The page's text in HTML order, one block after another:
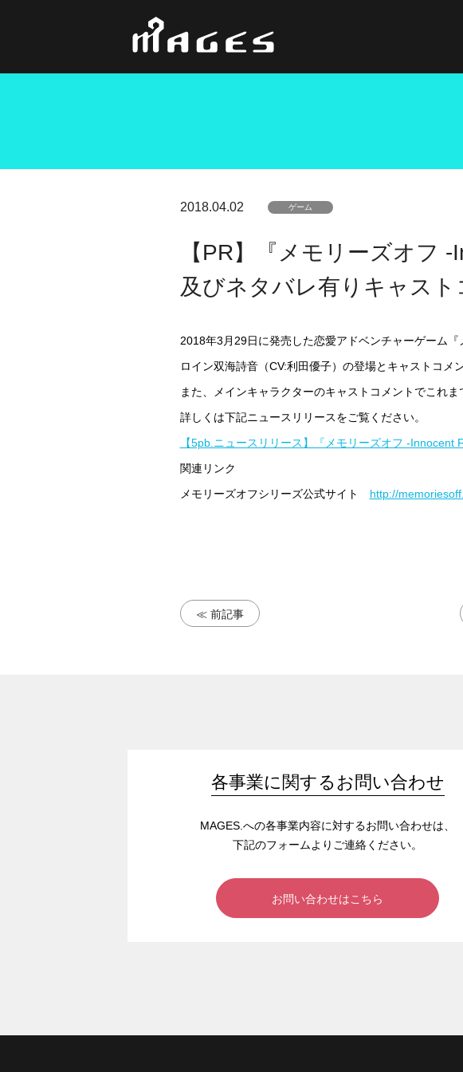
2018.04.02 ゲーム
【PR】『メモリーズオフ
及びネタバレ有りキャス
2018年3月29日に発売した恋愛アドベンチャーゲーム
ロイン双海詩音（CV:利田優子）の登場とキャストコメ
また、メインキャラクターのキャストコメントでこれ
詳しくは下記ニュースリリースをご覧ください。
【5pb.ニュースリリース】『メモリーズオフ -
関連リンク
メモリーズオフシリーズ公式サイト http://
≪ 前記事
各事業に関するお問い合わせ
MAGES.への各事業内容に対するお問い合わせは、
下記のフォームよりご連絡ください。
お問い合わせはこちら